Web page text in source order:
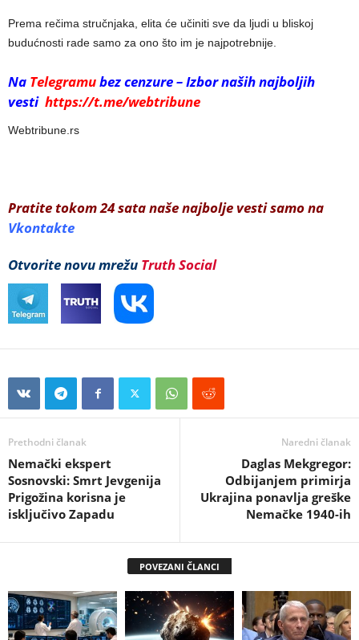
Prema rečima stručnjaka, elita će učiniti sve da ljudi u bliskoj
budućnosti rade samo za ono što im je najpotrebnije.
Na Telegramubez cenzure – Izbor naših najboljih
vestihttps://t.me/webtribune
Webtribune.rs
Pratite tokom 24 sata naše najbolje vesti samo na
Vkontakte
Otvorite novu mrežu Truth Social
Prethodni članak
Nemački ekspert
Sosnovski: Smrt Jevgenija
Prigožina korisna je
isključivo Zapadu
Naredni članak
Daglas Mekgregor:
Odbijanjem primirja
Ukrajina ponavlja greške
Nemačke 1940-ih
POVEZANI ČLANCI